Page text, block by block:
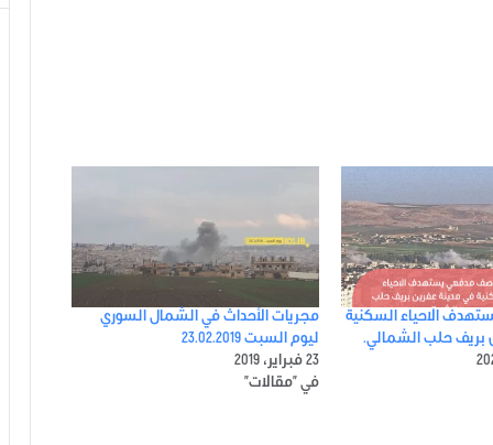
الاحياء السكنية
بريف حلب الشمالي.
مجريات الأحداث في الشمال السوري
ليوم السبت 23.02.2019
23 فبراير، 2019
في "مقالات"